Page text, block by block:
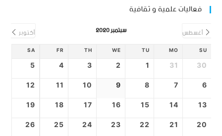
فعاليات علمية و ثقافية
أغسطس سبتمبر 2020 أكتوبر
SU
MO
TU
WE
TH
FR
SA
30
31
1
2
3
4
5
6
7
8
9
10
11
12
13
14
15
16
17
18
19
20
21
22
23
24
25
26